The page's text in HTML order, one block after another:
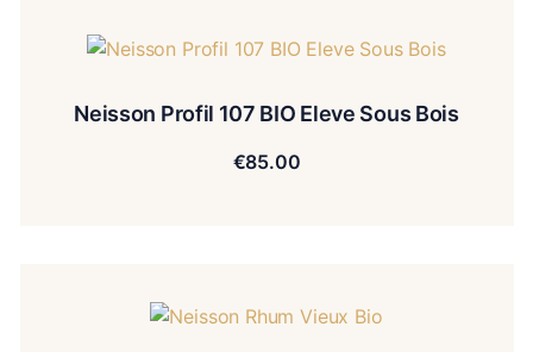
Neisson Profil 107 BIO Eleve Sous Bois
€85.00